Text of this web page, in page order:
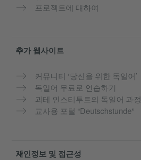
프로젝트에 대하여
추가 웹사이트
커뮤니티 ‘당신을 위한 독일어’
독일어 무료로 연습하기
괴테 인스티투트의 독일어 과정
교사용 포털 “Deutschstunde”
개인정보 및 접근성